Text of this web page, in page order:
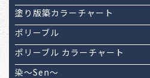
塗り版築カラーチャート
ポリーブル
ポリーブル カラーチャート
染～Sen～